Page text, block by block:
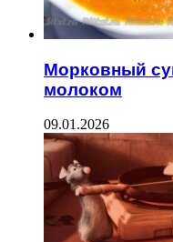
Морковный
молоком
09.01.2026